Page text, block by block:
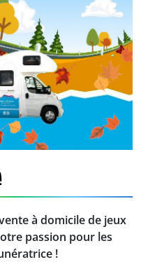
à domicile de jeux
passion pour les
!